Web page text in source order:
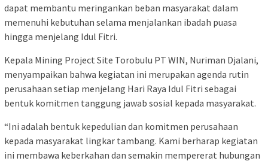
dapat membantu meringankan beban masyarakat dalam
memenuhi kebutuhan selama menjalankan ibadah puasa
hingga menjelang Idul Fitri.
Kepala Mining Project Site Torobulu PT WIN, Nuriman Djalani,
menyampaikan bahwa kegiatan ini merupakan agenda rutin
perusahaan setiap menjelang Hari Raya Idul Fitri sebagai
bentuk komitmen tanggung jawab sosial kepada masyarakat.
“Ini adalah bentuk kepedulian dan komitmen perusahaan
kepada masyarakat lingkar tambang. Kami berharap kegiatan
ini membawa keberkahan dan semakin mempererat hubungan